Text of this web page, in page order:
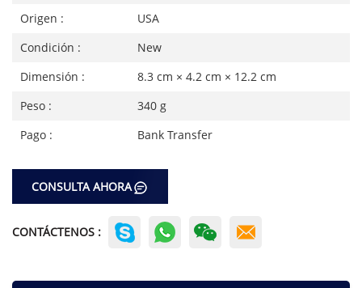
Origen :
USA
Condición :
New
Dimensión :
8.3 cm × 4.2 cm × 12.2 cm
Peso :
340 g
Pago :
Bank Transfer
CONSULTA AHORA
CONTÁCTENOS :